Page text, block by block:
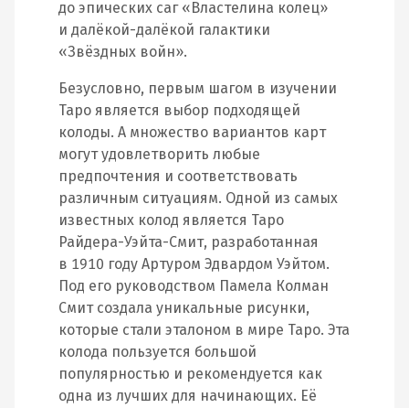
до эпических саг «Властелина колец»
и далёкой-далёкой галактики
«Звёздных войн».
Безусловно, первым шагом в изучении
Таро является выбор подходящей
колоды. А множество вариантов карт
могут удовлетворить любые
предпочтения и соответствовать
различным ситуациям. Одной из самых
известных колод является Таро
Райдера-Уэйта-Смит, разработанная
в 1910 году Артуром Эдвардом Уэйтом.
Под его руководством Памела Колман
Смит создала уникальные рисунки,
которые стали эталоном в мире Таро. Эта
колода пользуется большой
популярностью и рекомендуется как
одна из лучших для начинающих. Её